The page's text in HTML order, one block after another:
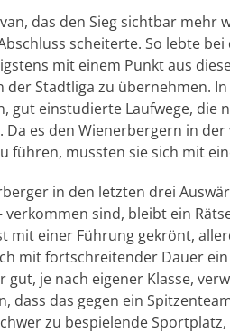
das den Sieg sichtbar
scheiterte. So lebte
mit einem Punkt aus
Stadtliga zu übernehmen.
gut einstudierte Laufwege, die
Da es den Wienerbergern in
führen, mussten sie sich mit
in den letzten drei
sind, bleibt ein
mit einer Führung gekrönt,
mit fortschreitender Dauer
gut, je nach eigener Klasse,
dass das gegen ein
zu bespielende